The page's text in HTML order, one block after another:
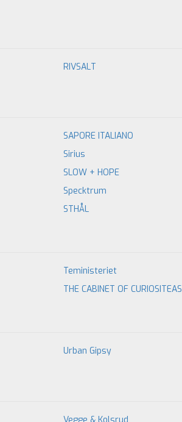
RIVSALT
SAPORE ITALIANO
Sirius
SLOW + HOPE
Specktrum
STHÅL
Teministeriet
THE CABINET OF CURIOSITEAS
Urban Gipsy